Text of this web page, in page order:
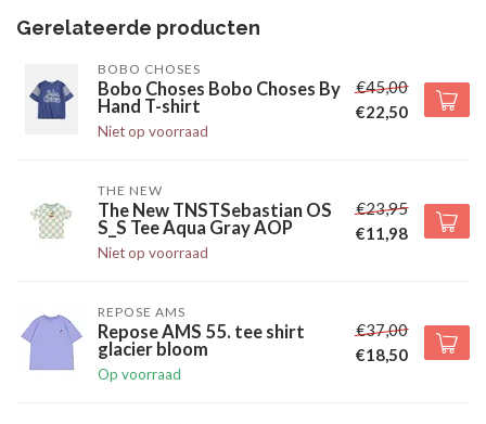
Gerelateerde producten
BOBO CHOSES
Bobo Choses Bobo Choses By
Hand T-shirt
Niet op voorraad
€45,00
€22,50
THE NEW
The New TNSTSebastian OS
S_S Tee Aqua Gray AOP
Niet op voorraad
€23,95
€11,98
REPOSE AMS
Repose AMS 55. tee shirt
glacier bloom
Op voorraad
€37,00
€18,50